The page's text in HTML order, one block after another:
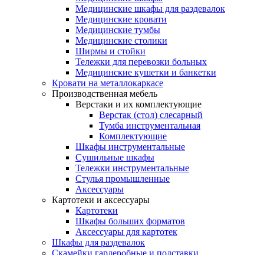
Медицинские шкафы для раздевалок
Медицинские кровати
Медицинские тумбы
Медицинские столики
Ширмы и стойки
Тележки для перевозки больных
Медицинские кушетки и банкетки
Кровати на металлокаркасе
Производственная мебель
Верстаки и их комплектующие
Верстак (стол) слесарный
Тумба инструментальная
Комплектующие
Шкафы инструментальные
Сушильные шкафы
Тележки инструментальные
Стулья промышленные
Аксессуары
Картотеки и аксессуары
Картотеки
Шкафы больших форматов
Аксессуары для картотек
Шкафы для раздевалок
Скамейки гардеробные и подставки